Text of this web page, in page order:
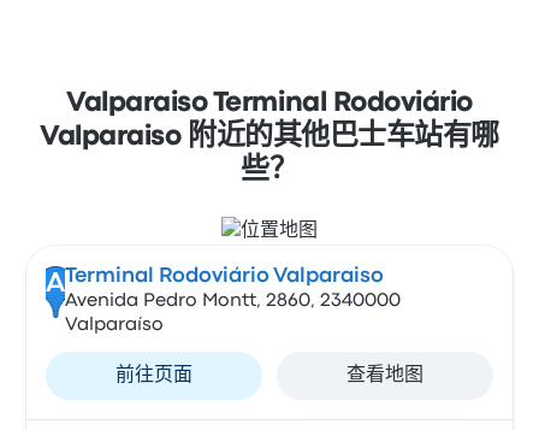
Valparaiso Terminal Rodoviário
Valparaiso 附近的其他巴士车站有哪
些？
A Terminal Rodoviário Valparaiso
Avenida Pedro Montt, 2860, 2340000
Valparaíso
前往页面 查看地图